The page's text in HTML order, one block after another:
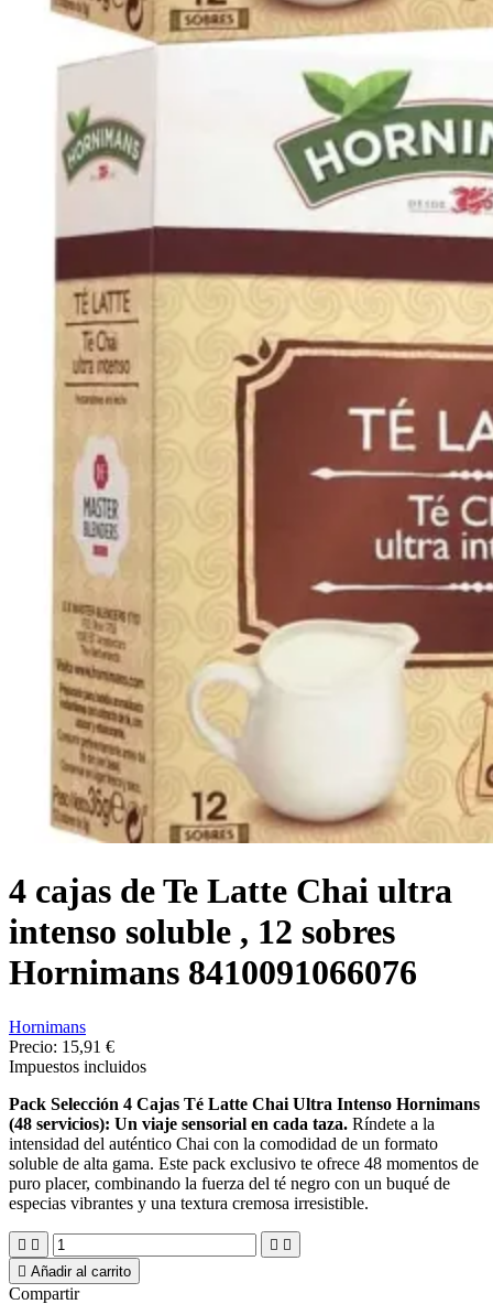
4 cajas de Te Latte Chai ultra
intenso soluble , 12 sobres
Hornimans 8410091066076
Hornimans
Precio: 15,91 €
Impuestos incluidos
Pack Selección 4 Cajas Té Latte Chai Ultra Intenso Hornimans
(48 servicios): Un viaje sensorial en cada taza. Ríndete a la
intensidad del auténtico Chai con la comodidad de un formato
soluble de alta gama. Este pack exclusivo te ofrece 48 momentos de
puro placer, combinando la fuerza del té negro con un buqué de
especias vibrantes y una textura cremosa irresistible.
   
 Añadir al carrito
Compartir